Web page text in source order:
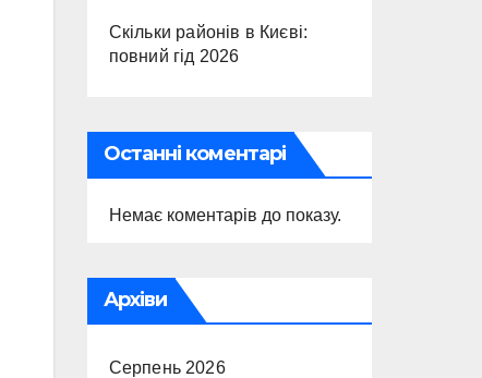
Скільки районів в Києві:
повний гід 2026
Останні коментарі
Немає коментарів до показу.
Архіви
Серпень 2026